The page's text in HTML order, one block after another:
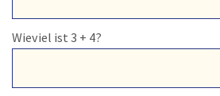
Wieviel ist 3 + 4?